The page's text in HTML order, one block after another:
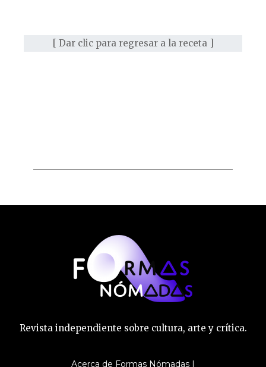
[ Dar clic para regresar a la receta ]
Revista independiente sobre cultura, arte y crítica.
Acerca de Formas Nómadas |